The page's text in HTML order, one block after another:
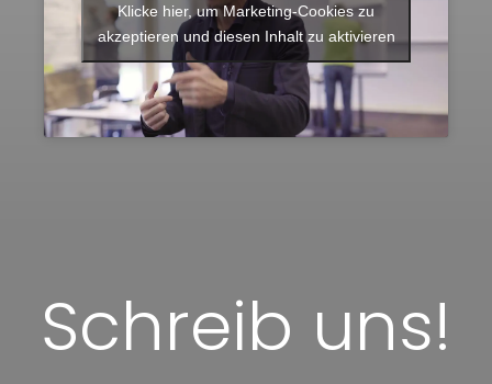
Klicke hier, um Marketing-Cookies zu
akzeptieren und diesen Inhalt zu aktivieren
Schreib uns!